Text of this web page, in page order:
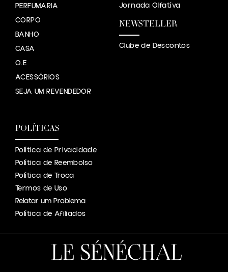
PERFUMARIA
CORPO
BANHO
CASA
O.E
ACESSÓRIOS
SEJA UM REVENDEDOR
Jornada Olfatíva
NEWSTELLER
Clube de Descontos
POLÍTICAS
Política de Privacidade
Política de Reembolso
Política de Troca
Termos de Uso
Relatar um Problema
Política de Afiliados